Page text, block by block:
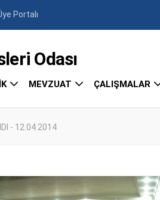
Portalı
Odası
MEVZUAT ÇALIŞMALAR
- 12.04.2014